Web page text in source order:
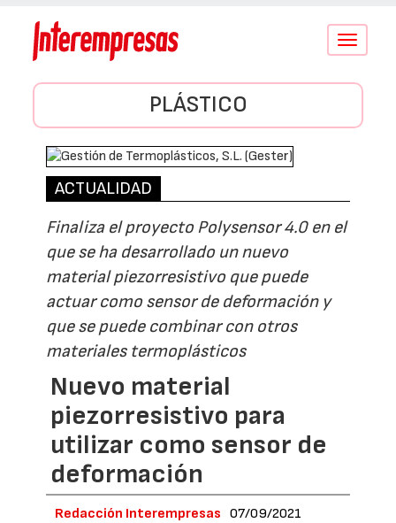
Conmutar
PLÁSTICO
ACTUALIDAD
Finaliza el proyecto Polysensor 4.0 en el
que se ha desarrollado un nuevo
material piezorresistivo que puede
actuar como sensor de deformación y
que se puede combinar con otros
materiales termoplásticos
Nuevo material
piezorresistivo para
utilizar como sensor de
deformación
Redacción Interempresas 07/09/2021